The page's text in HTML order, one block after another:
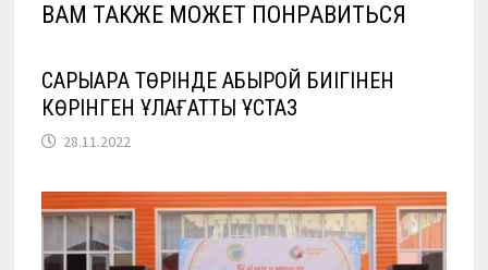
ВАМ ТАКЖЕ МОЖЕТ ПОНРАВИТЬСЯ
САРЫАРҚА ТӨРІНДЕ АБЫРОЙ БИІГІНЕН
КӨРІНГЕН ҰЛАҒАТТЫ ҰСТАЗ
28.11.2022